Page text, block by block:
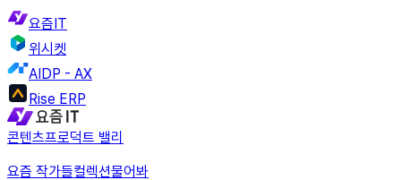
요즘IT
위시켓
AIDP - AX
Rise ERP
콘텐츠프로덕트 밸리
요즘 작가들컬렉션물어봐